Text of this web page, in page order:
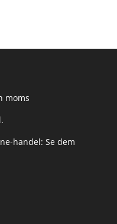
moms
handel: Se dem